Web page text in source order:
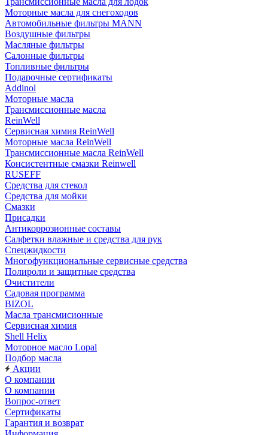
Моторные масла для снегоходов
Автомобильные фильтры MANN
Воздушные фильтры
Масляные фильтры
Салонные фильтры
Топливные фильтры
Подарочные сертификаты
Addinol
Моторные масла
Трансмиссионные масла
ReinWell
Сервисная химия ReinWell
Моторные масла ReinWell
Трансмиссионные масла ReinWell
Консистентные смазки Reinwell
RUSEFF
Средства для стекол
Средства для мойки
Смазки
Присадки
Антикоррозионные составы
Салфетки влажные и средства для рук
Спецжидкости
Многофункциональные сервисные средства
Полироли и защитные средства
Очистители
Садовая программа
BIZOL
Масла трансмисионные
Сервисная химия
Shell Helix
Моторное масло Lopal
Подбор масла
Акции
О компании
О компании
Вопрос-ответ
Сертификаты
Гарантия и возврат